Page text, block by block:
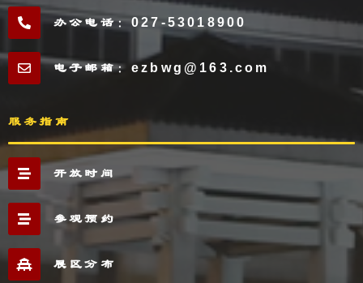
办公电话：027-53018900
电子邮箱：ezbwg@163.com
服务指南
开放时间
参观预约
展区分布